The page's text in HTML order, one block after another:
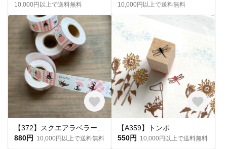
10,000円以上で送料無料 10,000円以上で送料無料
880円
10,000円以上で送料無料
【A359】トンボ
550円
10,000円以上で送料無料